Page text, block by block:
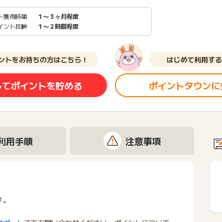
獲得時期
１〜３ヶ月程度
ント反映
１〜２時間程度
トをお持ちの方はこちら！
ポイントを貯める
はじめて利用す
ポイントタウン
用手順 注意事項